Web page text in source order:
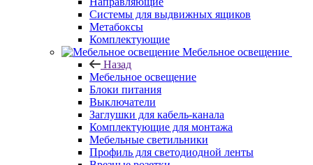
Системы для выдвижных ящиков
Метабоксы
Комплектующие
Мебельное освещение
Назад
Мебельное освещение
Блоки питания
Выключатели
Заглушки для кабель-канала
Комплектующие для монтажа
Мебельные светильники
Профиль для светодиодной ленты